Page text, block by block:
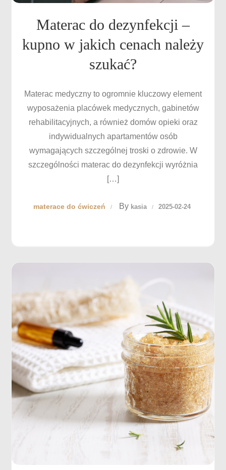
Materac do dezynfekcji –
kupno w jakich cenach należy
szukać?
Materac medyczny to ogromnie kluczowy element
wyposażenia placówek medycznych, gabinetów
rehabilitacyjnych, a również domów opieki oraz
indywidualnych apartamentów osób
wymagających szczególnej troski o zdrowie. W
szczególności materac do dezynfekcji wyróżnia
[…]
materace do ćwiczeń By kasia 2025-02-24